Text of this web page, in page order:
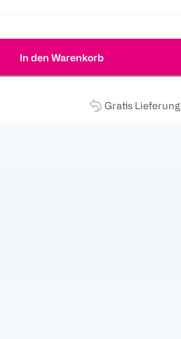
In den Warenkorb
Gratis